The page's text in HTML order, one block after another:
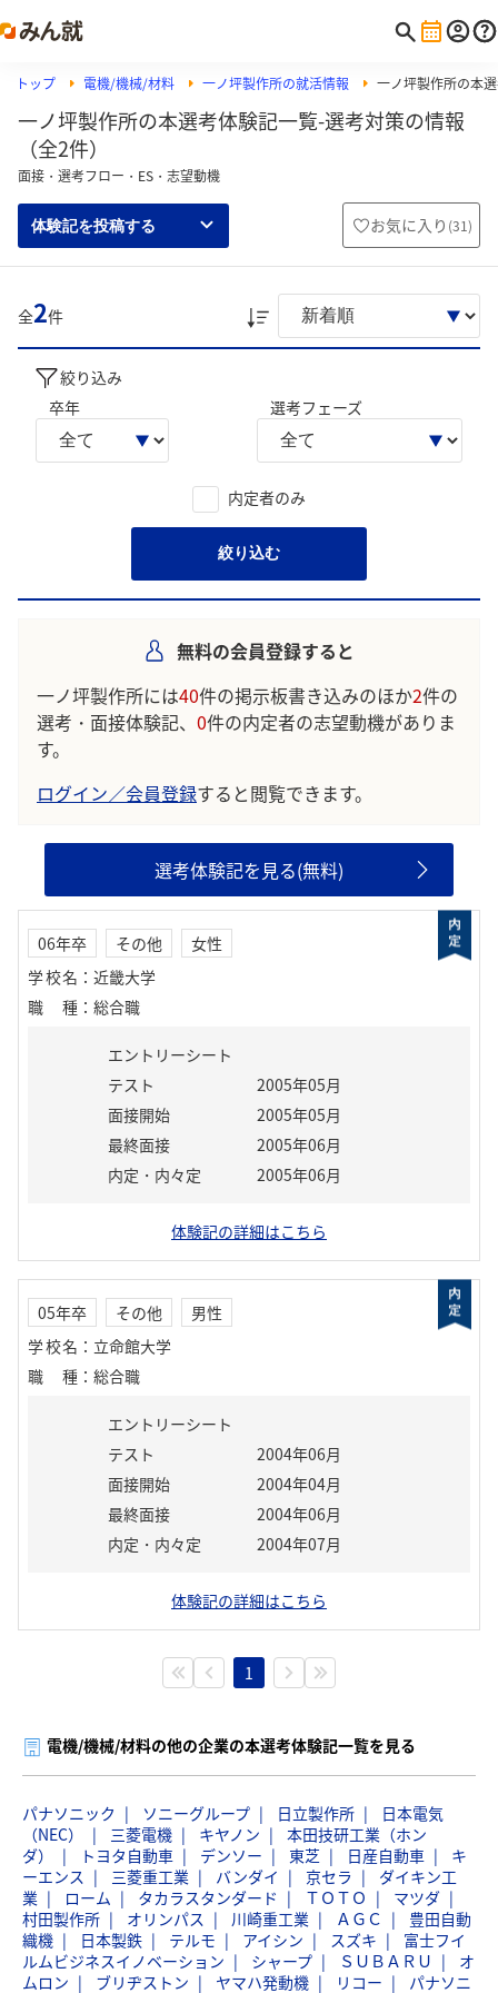
トップ 電機/機械/材料 一ノ坪製作所の就活情報 一ノ坪製作所の本
一ノ坪製作所の本選考体験記一覧-選考対策の情報
（全2件）
面接・選考フロー・ES・志望動機
体験記を投稿する お気に入り (31)
全2件
絞り込み
卒年
選考フェーズ
内定者のみ
絞り込む
無料の会員登録すると
一ノ坪製作所には40件の掲示板書き込みのほか2件の
選考・面接体験記、 0件の内定者の志望動機がありま
す。
ログイン／会員登録すると閲覧できます。
選考体験記を見る(無料)
06年卒 その他
女性
学校名 ： 近畿大学
職種 ： 総合職
エントリーシート
テスト
2005年05月
面接開始
2005年05月
最終面接
2005年06月
内定・内々定
2005年06月
体験記の詳細はこちら
05年卒 その他
男性
学校名 ： 立命館大学
職種 ： 総合職
エントリーシート
テスト
2004年06月
面接開始
2004年04月
最終面接
2004年06月
内定・内々定
2004年07月
体験記の詳細はこちら
1
電機/機械/材料の他の企業の本選考体験記一覧を見る
パナソニック ソニーグループ 日立製作所
日本電気
（NEC）
三菱電機 キヤノン
本田技研工業（ホン
ダ）
トヨタ自動車 デンソー 東芝 日産自動車
キ
ーエンス
三菱重工業 バンダイ 京セラ
ダイキン工
業
ローム タカラスタンダード ＴＯＴＯ
マツダ
村田製作所
オリンパス 川崎重工業 ＡＧＣ
豊田自動
織機
日本製鉄 テルモ アイシン スズキ
富士フイ
ルムビジネスイノベーション
シャープ ＳＵＢＡＲＵ
オ
ムロン
ブリヂストン ヤマハ発動機 リコー
パナソニ